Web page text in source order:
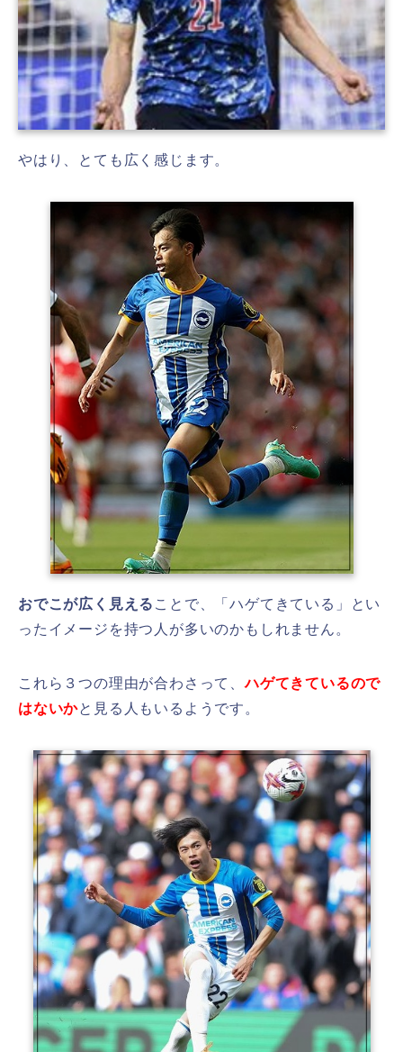
やはり、とても広く感じます。
おでこが広く見える ことで、「ハゲてきている」とい
ったイメージを持つ人が多いのかもしれません。
これら３つの理由が合わさって、ハゲてきているので
はないかと見る人もいるようです。